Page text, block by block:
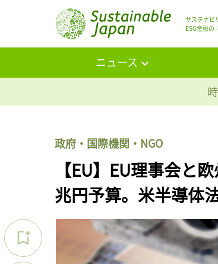
サステナビ
ESG金融の
ニュース
政府・国際機関・NGO
【EU】EU理事会と
兆円予算。米半導体